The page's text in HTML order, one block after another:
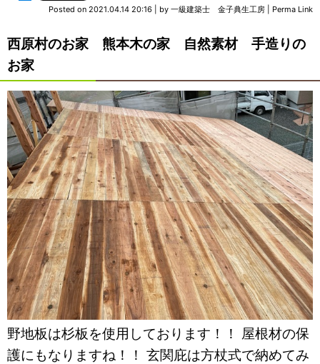
Posted on 2021.04.14 20:16 by 一級建築士 金子典生工房 Perma Link
西原村のお家 熊本木の家 自然素材 手造りの
お家
野地板は杉板を使用しております！！ 屋根材の保
護にもなりますね！！ 玄関庇は方杖式で納めてみ